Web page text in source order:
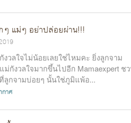
กๆ แม่ๆ อย่าปล่อยผ่าน!!!
วลใจไม่น้อยเลยใช่ไหมคะ ยิ่งลูกจาม
กังวลใจมากขึ้นไปอีก Mamaexpert ช
ลูกจามบ่อยๆ นั้นใช่ภูมิแพ้อ...
าศ